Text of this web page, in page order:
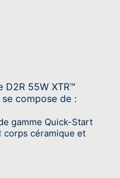
55W XTR™
compose de :
gamme Quick-Start
corps céramique et